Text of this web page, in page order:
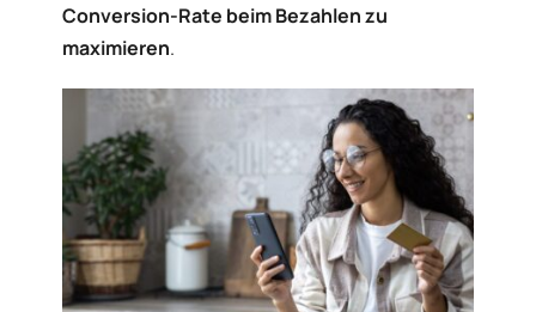
Conversion-Rate beim Bezahlen zu
maximieren.